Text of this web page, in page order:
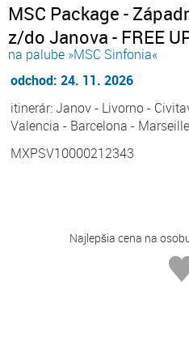
MSC Package -
z/do Janova - FREE
na palube »MSC Sinfonia«
odchod: 24. 11. 2026
itinerár: Janov - Livorno -
Valencia - Barcelona -
MXPSV10000212343
Najlepšia cena na